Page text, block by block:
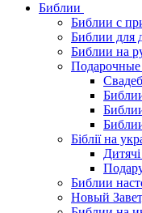
Библии
Библии с
Библии для
Библии на
Біблії на
Дитячі
Библии
Новый